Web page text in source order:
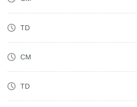
TD
CM
TD